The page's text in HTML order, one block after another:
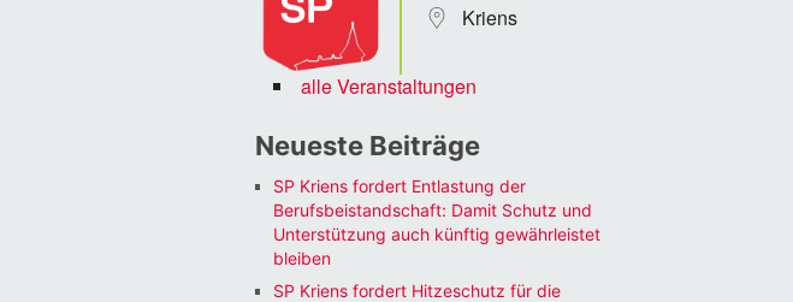
Kriens
alle Veranstaltungen
Neueste Beiträge
SP Kriens fordert Entlastung der
Berufsbeistandschaft: Damit Schutz und
Unterstützung auch künftig gewährleistet
bleiben
SP Kriens fordert Hitzeschutz für die